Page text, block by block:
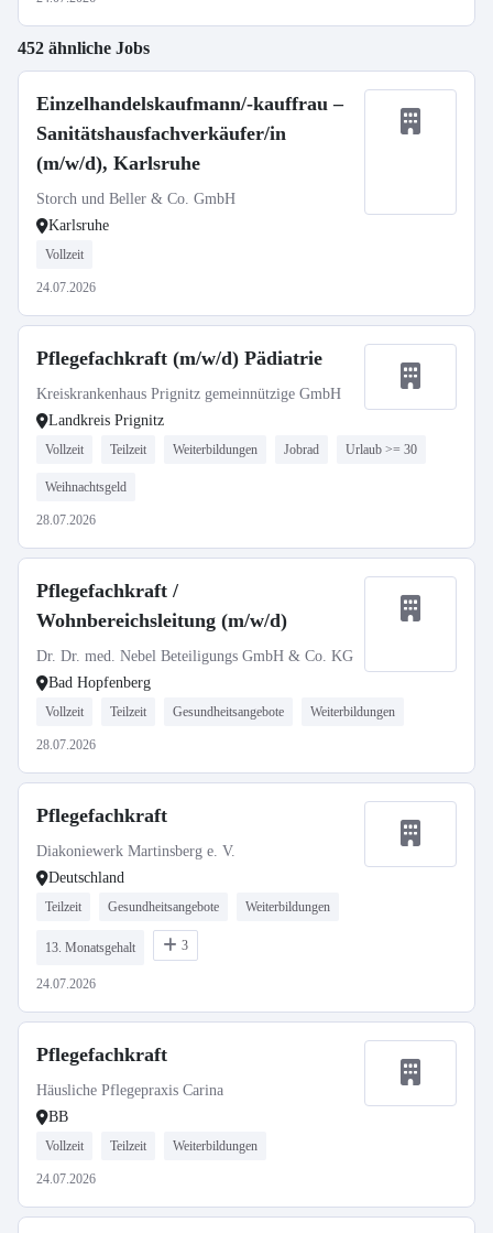
452 ähnliche Jobs
Einzelhandelskaufmann/-kauffrau –
Sanitätshausfachverkäufer/in
(m/w/d), Karlsruhe
Storch und Beller & Co. GmbH
Karlsruhe
Vollzeit
24.07.2026
Pflegefachkraft (m/w/d) Pädiatrie
Kreiskrankenhaus Prignitz gemeinnützige GmbH
Landkreis Prignitz
Vollzeit Teilzeit Weiterbildungen Jobrad Urlaub >= 30
Weihnachtsgeld
28.07.2026
Pflegefachkraft /
Wohnbereichsleitung (m/w/d)
Dr. Dr. med. Nebel Beteiligungs GmbH & Co. KG
Bad Hopfenberg
Vollzeit Teilzeit Gesundheitsangebote Weiterbildungen
28.07.2026
Pflegefachkraft
Diakoniewerk Martinsberg e. V.
Deutschland
Teilzeit Gesundheitsangebote Weiterbildungen
13. Monatsgehalt 3
24.07.2026
Pflegefachkraft
Häusliche Pflegepraxis Carina
BB
Vollzeit Teilzeit Weiterbildungen
24.07.2026